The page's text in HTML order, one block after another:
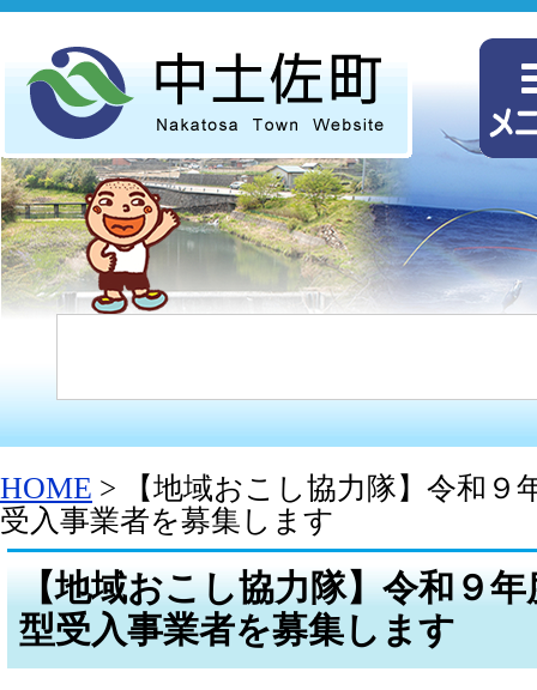
HOME > 【地域おこし協力隊】令和９
受入事業者を募集します
【地域おこし協力隊】令和９
型受入事業者を募集します